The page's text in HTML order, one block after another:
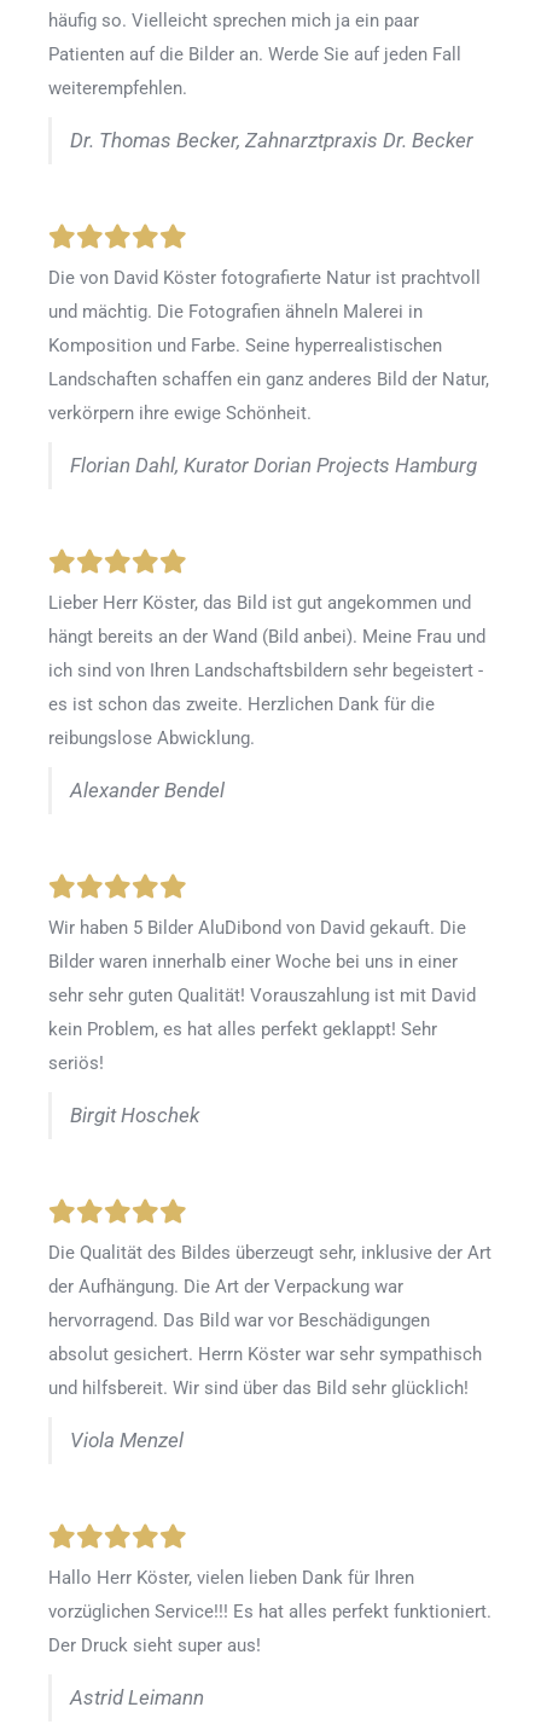
häufig so. Vielleicht sprechen mich ja ein paar
Patienten auf die Bilder an. Werde Sie auf jeden Fall
weiterempfehlen.
Dr. Thomas Becker, Zahnarztpraxis Dr. Becker
Die von David Köster fotografierte Natur ist prachtvoll
und mächtig. Die Fotografien ähneln Malerei in
Komposition und Farbe. Seine hyperrealistischen
Landschaften schaffen ein ganz anderes Bild der Natur,
verkörpern ihre ewige Schönheit.
Florian Dahl, Kurator Dorian Projects Hamburg
Lieber Herr Köster, das Bild ist gut angekommen und
hängt bereits an der Wand (Bild anbei). Meine Frau und
ich sind von Ihren Landschaftsbildern sehr begeistert -
es ist schon das zweite. Herzlichen Dank für die
reibungslose Abwicklung.
Alexander Bendel
Wir haben 5 Bilder AluDibond von David gekauft. Die
Bilder waren innerhalb einer Woche bei uns in einer
sehr sehr guten Qualität! Vorauszahlung ist mit David
kein Problem, es hat alles perfekt geklappt! Sehr
seriös!
Birgit Hoschek
Die Qualität des Bildes überzeugt sehr, inklusive der Art
der Aufhängung. Die Art der Verpackung war
hervorragend. Das Bild war vor Beschädigungen
absolut gesichert. Herrn Köster war sehr sympathisch
und hilfsbereit. Wir sind über das Bild sehr glücklich!
Viola Menzel
Hallo Herr Köster, vielen lieben Dank für Ihren
vorzüglichen Service!!! Es hat alles perfekt funktioniert.
Der Druck sieht super aus!
Astrid Leimann